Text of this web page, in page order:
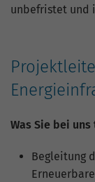
unbefristet und
Was Sie bei uns
Begleitung
Zweck
Name
Anbieter